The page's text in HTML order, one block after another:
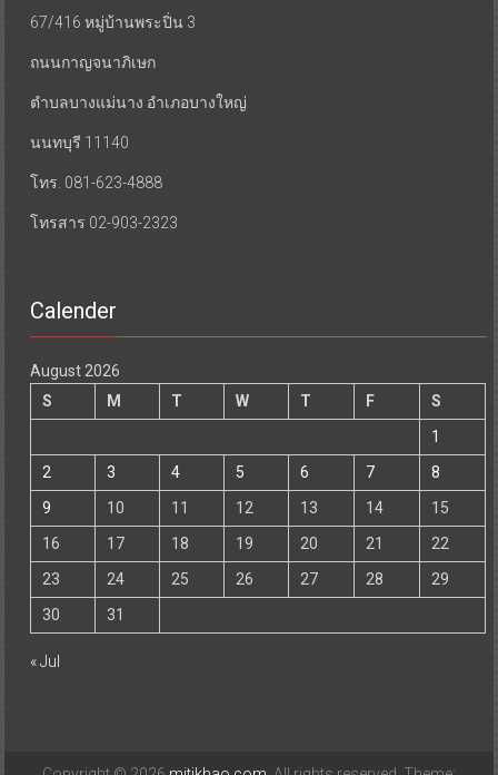
67/416 หมู่บ้านพระปิ่น 3
ถนนกาญจนาภิเษก
ตำบลบางแม่นาง อำเภอบางใหญ่
นนทบุรี 11140
โทร. 081-623-4888
โทรสาร 02-903-2323
Calender
August 2026
S
M T W T F
S
1
2
3 4 5 6 7
8
9
10 11 12 13 14
15
16
17 18 19 20 21
22
23
24 25 26 27 28
29
30
31
« Jul